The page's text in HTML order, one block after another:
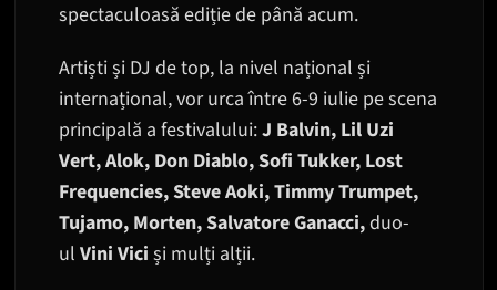
spectaculoasă ediție de până acum.
Artiști și DJ de top, la nivel național și
internațional, vor urca între 6-9 iulie pe scena
principală a festivalului:J Balvin, Lil Uzi
Vert, Alok, Don Diablo, Sofi Tukker, Lost
Frequencies, Steve Aoki, Timmy Trumpet,
Tujamo, Morten, Salvatore Ganacci,duo-
ul Vini Vici și mulți alții.